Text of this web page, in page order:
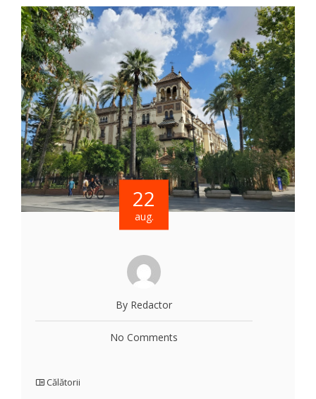
22
aug.
By Redactor
No Comments
Călătorii